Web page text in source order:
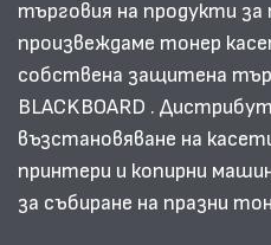
търговия на продукти за
произвеждаме тонер
собствена защитена
BLACKBOARD .
възстановяване на
принтери и копирни
за събиране на празни